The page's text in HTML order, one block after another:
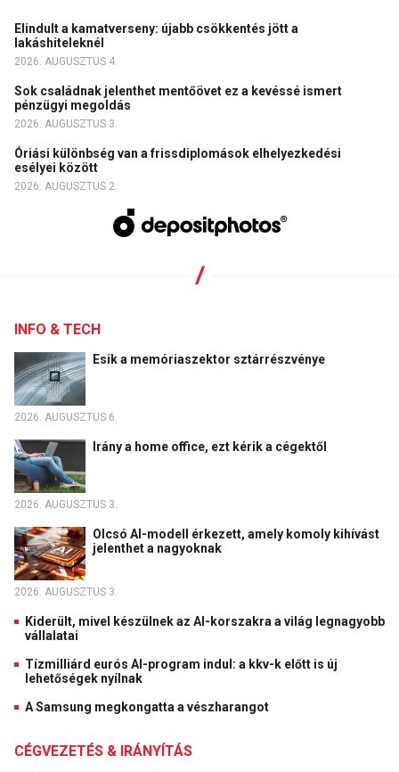
Elindult a kamatverseny: újabb csökkentés jött a
lakáshiteleknél
2026. AUGUSZTUS 4.
Sok családnak jelenthet mentőövet ez a kevéssé ismert
pénzügyi megoldás
2026. AUGUSZTUS 3.
Óriási különbség van a frissdiplomások elhelyezkedési
esélyei között
2026. AUGUSZTUS 2.
INFO & TECH
Esik a memóriaszektor sztárrészvénye
2026. AUGUSZTUS 6.
Irány a home office, ezt kérik a cégektől
2026. AUGUSZTUS 3.
Olcsó AI-modell érkezett, amely komoly kihívást
jelenthet a nagyoknak
2026. AUGUSZTUS 3.
Kiderült, mivel készülnek az AI-korszakra a világ legnagyobb
vállalatai
Tízmilliárd eurós AI-program indul: a kkv-k előtt is új
lehetőségek nyílnak
A Samsung megkongatta a vészharangot
CÉGVEZETÉS & IRÁNYÍTÁS